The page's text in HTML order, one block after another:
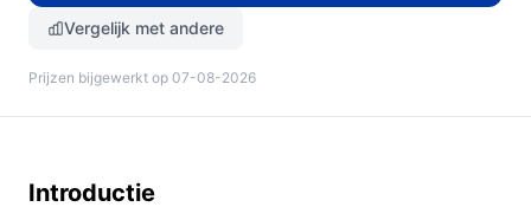
Vergelijk met andere
Prijzen bijgewerkt op 07-08-2026
Introductie